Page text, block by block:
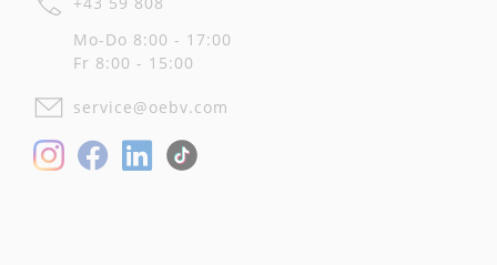
Mo-Do 8:00 - 17:00
Fr 8:00 - 15:00
service@oebv.com
InstagramFacebookLinkedIn